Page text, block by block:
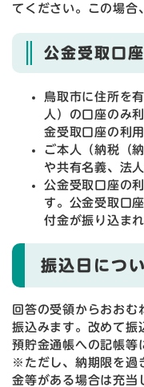
てください。この場合
公金受取口
鳥取市に住所を
人）の口座のみ
金受取口座の利
ご本人（納税（
や共有名義、法
公金受取口座の
す。公金受取口
付金が振り込ま
振込日につ
回答の受領からおお
振込みます。改めて振
預貯金通帳への記帳等
※ただし、納期限を過
金等がある場合は充当